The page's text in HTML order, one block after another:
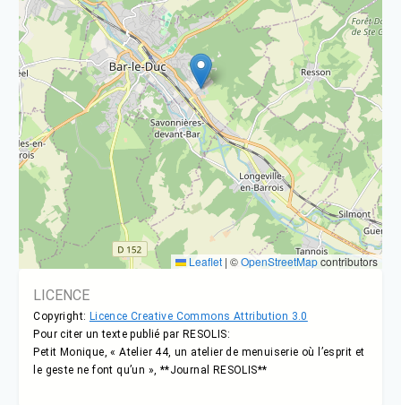
Leaflet | ©OpenStreetMapcontributors
LICENCE
Copyright: Licence Creative Commons Attribution 3.0
Pour citer un texte publié par RESOLIS:
Petit Monique, « Atelier 44, un atelier de menuiserie où l’esprit et
le geste ne font qu’un », **Journal RESOLIS**